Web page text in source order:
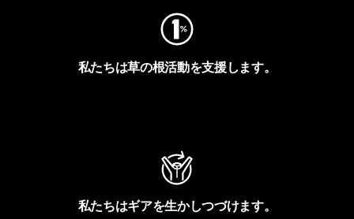
私たちは草の根活動を支援します。
私たちはギアを生かしつづけます。